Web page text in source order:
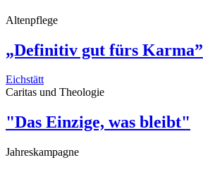
Altenpflege
„Definitiv gut fürs Karma”
Eichstätt
Caritas und Theologie
"Das Einzige, was bleibt"
Jahreskampagne